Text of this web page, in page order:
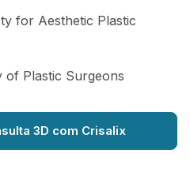
for Aesthetic Plastic
of Plastic Surgeons
3D com Crisalix